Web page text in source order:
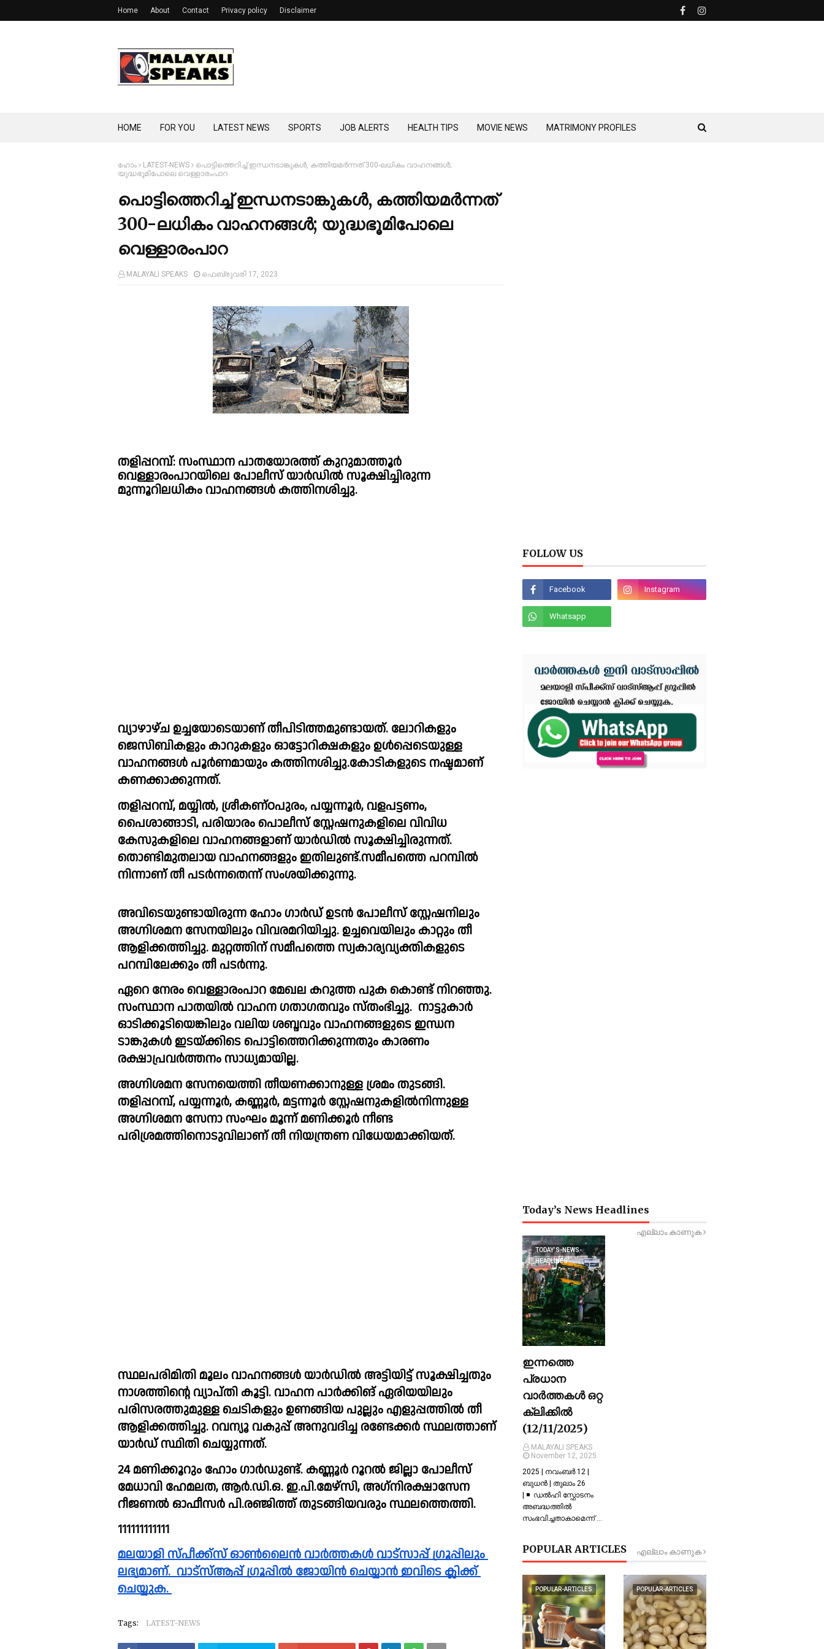
Home About Contact Privacy policy Disclaimer
HOME FOR YOU LATEST NEWS SPORTS JOB ALERTS HEALTH TIPS MOVIE NEWS MATRIMONY PROFILES
ഹോം LATEST-NEWS
പൊട്ടിത്തെറിച്ച്‌ ഇന്ധനടാങ്കുകള്‍, കത്തിയമര്‍ന്നത് 300-ലധികം വാഹനങ്ങള്‍;
യുദ്ധഭൂമിപോലെ വെള്ളാരംപാറ
പൊട്ടിത്തെറിച്ച്‌ ഇന്ധനടാങ്കുകള്‍, കത്തിയമര്‍ന്നത്
300-ലധികം വാഹനങ്ങള്‍; യുദ്ധഭൂമിപോലെ
വെള്ളാരംപാറ
MALAYALI SPEAKS ഫെബ്രുവരി 17, 2023
തളിപ്പറമ്പ്: സംസ്ഥാന പാതയോരത്ത് കുറുമാത്തൂര്‍
വെള്ളാരംപാറയിലെ പോലീസ് യാര്‍ഡില്‍ സൂക്ഷിച്ചിരുന്ന
മുന്നൂറിലധികം വാഹനങ്ങൾ കത്തിനശിച്ചു.
വ്യാഴാഴ്ച ഉച്ചയോടെയാണ് തീപിടിത്തമുണ്ടായത്. ലോറികളും
ജെസിബികളും കാറുകളും ഓട്ടോറിക്ഷകളും ഉൾപ്പെടെയുള്ള
വാഹനങ്ങൾ പൂർണമായും കത്തിനശിച്ചു.കോടികളുടെ നഷ്ടമാണ്
കണക്കാക്കുന്നത്.
തളിപ്പറമ്പ്, മയ്യിൽ, ശ്രീകണ്ഠപുരം, പയ്യന്നൂർ, വളപട്ടണം,
പൈശാങ്ങാടി, പരിയാരം പൊലീസ് സ്റ്റേഷനുകളിലെ വിവിധ
കേസുകളിലെ വാഹനങ്ങളാണ് യാര്‍ഡില്‍ സൂക്ഷിച്ചിരുന്നത്.
തൊണ്ടിമുതലായ വാഹനങ്ങളും ഇതിലുണ്ട്.സമീപത്തെ പറമ്പിൽ
നിന്നാണ് തീ പടർന്നതെന്ന് സംശയിക്കുന്നു.
അവിടെയുണ്ടായിരുന്ന ഹോം ഗാർഡ് ഉടൻ പോലീസ് സ്റ്റേഷനിലും
അഗ്നിശമന സേനയിലും വിവരമറിയിച്ചു. ഉച്ചവെയിലും കാറ്റും തീ
ആളിക്കത്തിച്ചു. മുറ്റത്തിന് സമീപത്തെ സ്വകാര്യവ്യക്തികളുടെ
പറമ്പിലേക്കും തീ പടർന്നു.
ഏറെ നേരം വെള്ളാരംപാറ മേഖല കറുത്ത പുക കൊണ്ട് നിറഞ്ഞു.
സംസ്ഥാന പാതയിൽ വാഹന ഗതാഗതവും സ്തംഭിച്ചു.  നാട്ടുകാർ
ഓടിക്കൂടിയെങ്കിലും വലിയ ശബ്ദവും വാഹനങ്ങളുടെ ഇന്ധന
ടാങ്കുകൾ ഇടയ്ക്കിടെ പൊട്ടിത്തെറിക്കുന്നതും കാരണം
രക്ഷാപ്രവർത്തനം സാധ്യമായില്ല.
അഗ്നിശമന സേനയെത്തി തീയണക്കാനുള്ള ശ്രമം തുടങ്ങി.
തളിപ്പറമ്പ്, പയ്യന്നൂർ, കണ്ണൂർ, മട്ടന്നൂർ സ്റ്റേഷനുകളിൽനിന്നുള്ള
അഗ്നിശമന സേനാ സംഘം മൂന്ന് മണിക്കൂർ നീണ്ട
പരിശ്രമത്തിനൊടുവിലാണ് തീ നിയന്ത്രണ വിധേയമാക്കിയത്.
സ്ഥലപരിമിതി മൂലം വാഹനങ്ങൾ യാര്‍ഡില്‍ അട്ടിയിട്ട് സൂക്ഷിച്ചതും
നാശത്തിന്റെ വ്യാപ്തി കൂട്ടി. വാഹന പാർക്കിങ് ഏരിയയിലും
പരിസരത്തുമുള്ള ചെടികളും ഉണങ്ങിയ പുല്ലും എളുപ്പത്തിൽ തീ
ആളിക്കത്തിച്ചു. റവന്യൂ വകുപ്പ് അനുവദിച്ച രണ്ടേക്കർ സ്ഥലത്താണ്
യാർഡ് സ്ഥിതി ചെയ്യുന്നത്.
24 മണിക്കൂറും ഹോം ഗാർഡുണ്ട്. കണ്ണൂര്‍ റൂറല്‍ ജില്ലാ പോലീസ്
മേധാവി ഹേമലത, ആര്‍.ഡി.ഒ. ഇ.പി.മേഴ്സി, അഗ്‌നിരക്ഷാസേന
റീജണല്‍ ഓഫീസര്‍ പി.രഞ്ജിത്ത് തുടങ്ങിയവരും സ്ഥലത്തെത്തി.
111111111111
മലയാളി സ്പീക്ക്സ്‌ ഓൺലൈൻ വാർത്തകൾ വാട്സാപ്പ് ഗ്രൂപ്പിലും
ലഭ്യമാണ്.  വാട്സ്ആപ്പ് ഗ്രൂപ്പിൽ ജോയിൻ ചെയ്യാൻ ഇവിടെ ക്ലിക്ക്
ചെയ്യുക.
Tags: LATEST-NEWS
FOLLOW US
Today’s News Headlines
എല്ലാം കാണുക
TODAY’S-NEWS-
HEADLINES
ഇന്നത്തെ
പ്രധാന
വാർത്തകൾ ഒറ്റ
ക്ലിക്കിൽ
(12/11/2025)
MALAYALI SPEAKS
November 12, 2025
2025 | നവംബർ 12 |
ബുധൻ | തുലാം 26
| ◾ ഡല്‍ഹി സ്ഫോടനം
അബദ്ധത്തില്‍
സംഭവിച്ചതാകാമെന്ന് …
POPULAR ARTICLES എല്ലാം കാണുക
POPULAR-ARTICLES POPULAR-ARTICLES